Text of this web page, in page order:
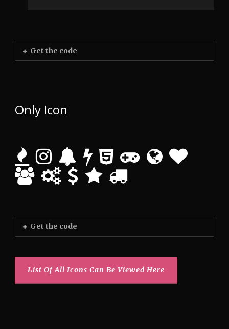
Get the code
Only Icon
Get the code
List Of All Icons Can Be Viewed Here